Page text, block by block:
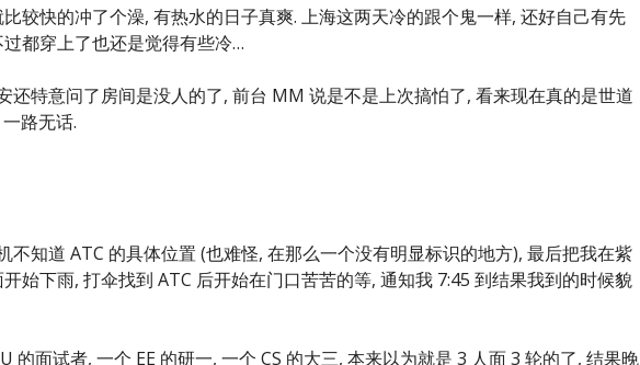
较快的冲了个澡, 有热水的日子真爽. 上海这两天冷的跟个鬼一样, 还好自己有先
都穿上了也还是觉得有些冷…
还特意问了房间是没人的了, 前台 MM 说是不是上次搞怕了, 看来现在真的是世道
路无话.
不知道 ATC 的具体位置 (也难怪, 在那么一个没有明显标识的地方), 最后把我在紫
始下雨, 打伞找到 ATC 后开始在门口苦苦的等, 通知我 7:45 到结果我到的时候貌
的面试者, 一个 EE 的研一, 一个 CS 的大三, 本来以为就是 3 人面 3 轮的了, 结果晚